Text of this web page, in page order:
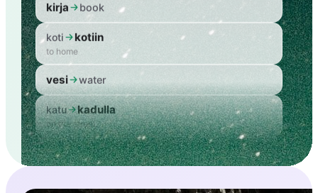
kotiin
to home
katu kadulla
on the street
talo house
in the house